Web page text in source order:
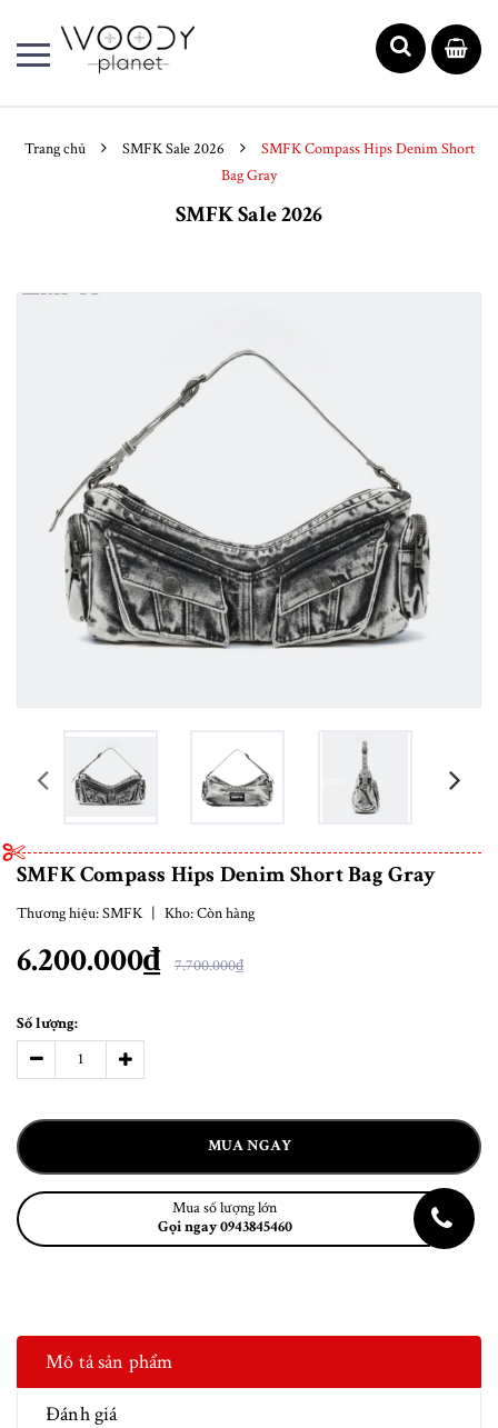
Trang chủ SMFK Sale 2026
SMFK Compass Hips Denim Short
Bag Gray
SMFK Sale 2026
SMFK Compass Hips Denim Short Bag Gray
Thương hiệu:SMFK | Kho:Còn hàng
6.200.000₫ 7.700.000₫
Số lượng:
MUA NGAY
Mua số lượng lớn
Gọi ngay 0943845460
Mô tả sản phẩm
Đánh giá